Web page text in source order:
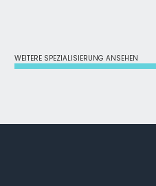
WEITERE SPEZIALISIERUNG ANSEHEN